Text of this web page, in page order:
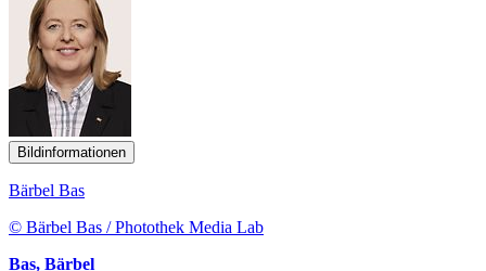
Bildinformationen
Bärbel Bas
© Bärbel Bas / Photothek Media Lab
Bas, Bärbel